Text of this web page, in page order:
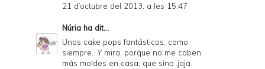
21 d’octubre del 2013, a les 15:47
Núria ha dit...
Unos cake pops fantásticos, como
siempre.. Y mira, porque no me caben
más moldes en casa, que sino..jaja.